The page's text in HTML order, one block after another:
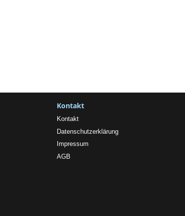
Kontakt
Kontakt
Datenschutzerklärung
Impressum
AGB